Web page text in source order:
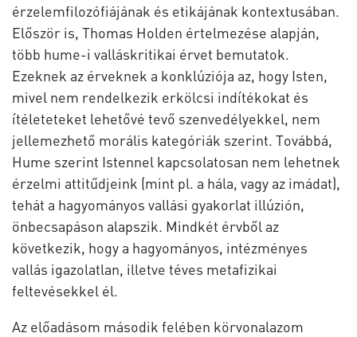
érzelemfilozófiájának és etikájának kontextusában.
Először is, Thomas Holden értelmezése alapján,
több hume-i valláskritikai érvet bemutatok.
Ezeknek az érveknek a konklúziója az, hogy Isten,
mivel nem rendelkezik erkölcsi indítékokat és
ítéleteteket lehetővé tevő szenvedélyekkel, nem
jellemezhető morális kategóriák szerint. Továbbá,
Hume szerint Istennel kapcsolatosan nem lehetnek
érzelmi attitűdjeink (mint pl. a hála, vagy az imádat),
tehát a hagyományos vallási gyakorlat illúzión,
önbecsapáson alapszik. Mindkét érvből az
következik, hogy a hagyományos, intézményes
vallás igazolatlan, illetve téves metafizikai
feltevésekkel él.
Az előadásom második felében körvonalazom